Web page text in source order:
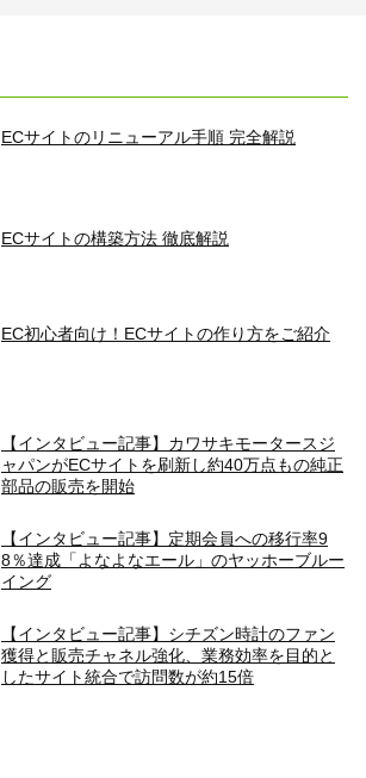
ECサイトのリニューアル手順 完全解説
ECサイトの構築方法 徹底解説
EC初心者向け！ECサイトの作り方をご紹介
【インタビュー記事】カワサキモータースジ
ャパンがECサイトを刷新し約40万点もの純正
部品の販売を開始
【インタビュー記事】定期会員への移行率9
8％達成「よなよなエール」のヤッホーブルー
イング
【インタビュー記事】シチズン時計のファン
獲得と販売チャネル強化、業務効率を目的と
したサイト統合で訪問数が約15倍